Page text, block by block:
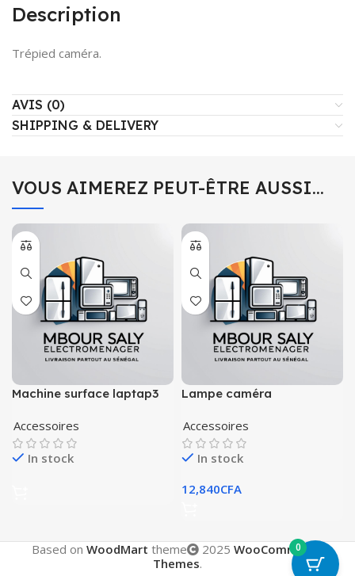
Description
Trépied caméra.
AVIS (0)
SHIPPING & DELIVERY
VOUS AIMEREZ PEUT-ÊTRE AUSSI…
Machine surface laptap3
Accessoires
In stock
Lampe caméra
Accessoires
In stock
12,840CFA
Based on WoodMart theme 2025 WooCommerce
Themes.
0